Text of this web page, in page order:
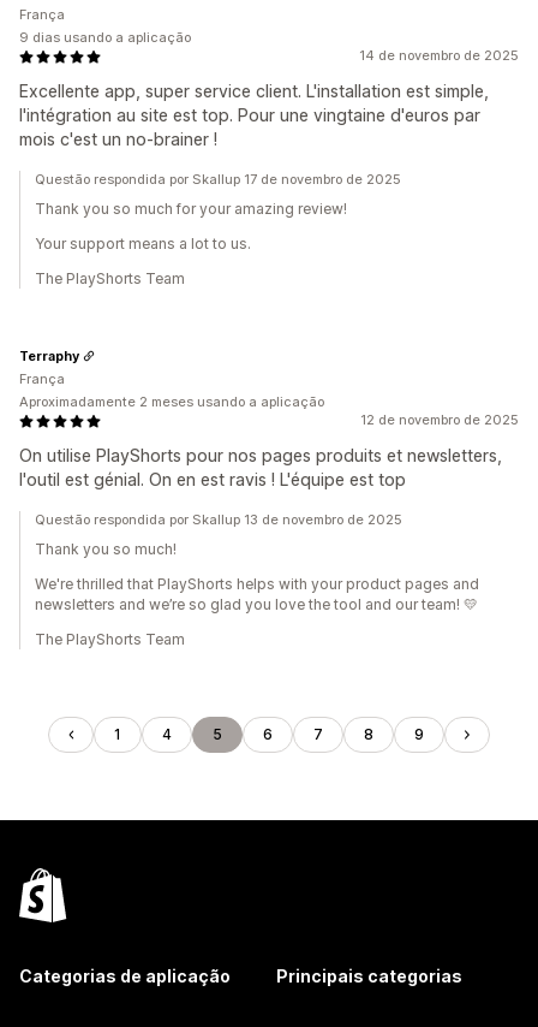
14 de novembro de 2025
Excellente app, super service client. L'installation est simple,
l'intégration au site est top. Pour une vingtaine d'euros par
mois c'est un no-brainer !
França
9 dias usando a aplicação
Questão respondida por Skallup 17 de novembro de 2025
Thank you so much for your amazing review!
Your support means a lot to us.
The PlayShorts Team
12 de novembro de 2025
On utilise PlayShorts pour nos pages produits et newsletters,
l'outil est génial. On en est ravis ! L'équipe est top
Terraphy
França
Aproximadamente 2 meses usando a aplicação
Questão respondida por Skallup 13 de novembro de 2025
Thank you so much!
We're thrilled that PlayShorts helps with your product pages and
newsletters and we’re so glad you love the tool and our team! 💛
The PlayShorts Team
1 4 5 6 7 8 9
Categorias de aplicação Principais categorias